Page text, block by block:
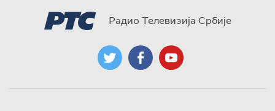
Радио Телевизија Србије